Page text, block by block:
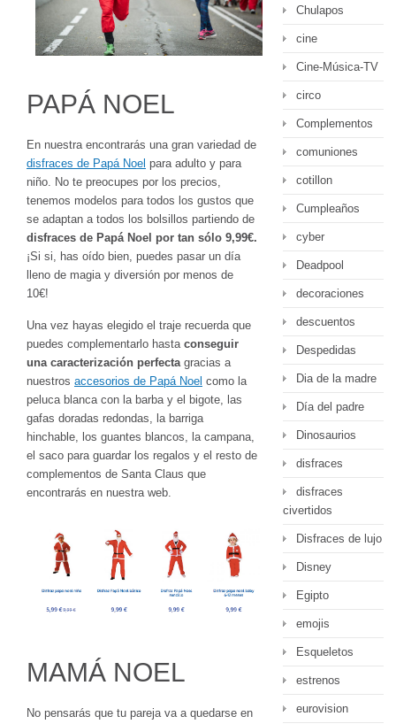
PAPÁ NOEL
En nuestra encontrarás una gran variedad de
disfraces de Papá Noel para adulto y para
niño. No te preocupes por los precios,
tenemos modelos para todos los gustos que
se adaptan a todos los bolsillos partiendo de
disfraces de Papá Noel por tan sólo 9,99€.
¡Si si, has oído bien, puedes pasar un día
lleno de magia y diversión por menos de
10€!
Una vez hayas elegido el traje recuerda que
puedes complementarlo hasta conseguir
una caracterización perfectagracias a
nuestros accesorios de Papá Noel como la
peluca blanca con la barba y el bigote, las
gafas doradas redondas, la barriga
hinchable, los guantes blancos, la campana,
el saco para guardar los regalos y el resto de
complementos de Santa Claus que
encontrarás en nuestra web.
MAMÁ NOEL
No pensarás que tu pareja va a quedarse en
Chulapos
cine
Cine-Música-TV
circo
Complementos
comuniones
cotillon
Cumpleaños
cyber
Deadpool
decoraciones
descuentos
Despedidas
Dia de la madre
Día del padre
Dinosaurios
disfraces
disfraces
civertidos
Disfraces de lujo
Disney
Egipto
emojis
Esqueletos
estrenos
eurovision